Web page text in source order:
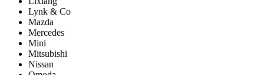
Lynk & Co
Mazda
Mercedes
Mini
Mitsubishi
Nissan